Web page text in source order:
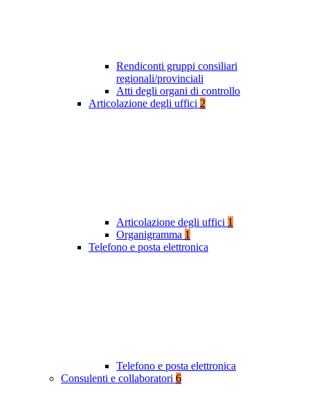
Rendiconti gruppi consiliari
regionali/provinciali
Atti degli organi di controllo
Articolazione degli uffici 2
Articolazione degli uffici 1
Organigramma 1
Telefono e posta elettronica
Telefono e posta elettronica
Consulenti e collaboratori 6